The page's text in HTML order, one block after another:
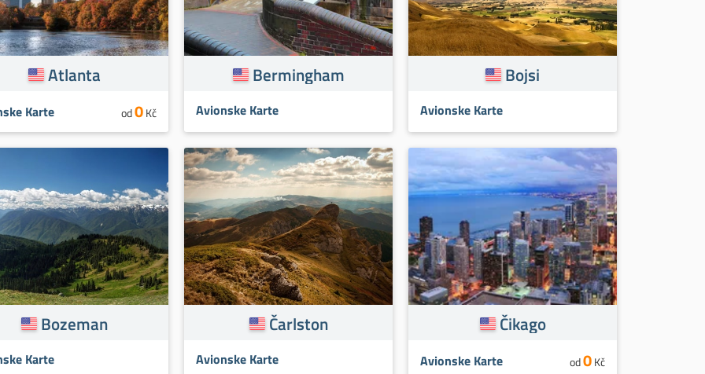
Atlanta
Karte od0Kč
Bermingham
Avionske Karte
Bojsi
Avionske Karte
Bozeman
Karte
Čarlston
Avionske Karte
Čikago
Avionske Karte od0Kč